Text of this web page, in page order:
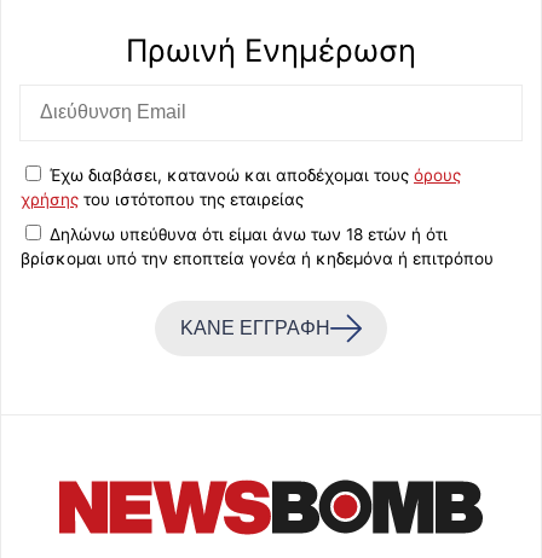
Πρωινή Eνημέρωση
Έχω διαβάσει, κατανοώ και αποδέχομαι τους όρους
χρήσης του ιστότοπου της εταιρείας
Δηλώνω υπεύθυνα ότι είμαι άνω των 18 ετών ή ότι
βρίσκομαι υπό την εποπτεία γονέα ή κηδεμόνα ή επιτρόπου
ΚΑΝΕ ΕΓΓΡΑΦΗ